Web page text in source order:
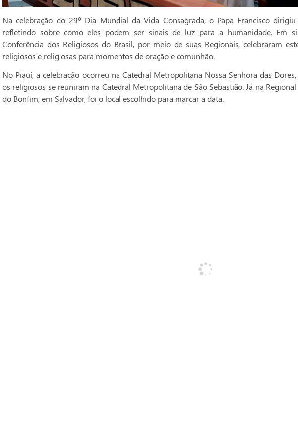
Na celebração do 29º Dia Mundial da Vida Consagrada, o Papa Francisco
refletindo sobre como eles podem ser sinais de luz para a humanidade. Em
Conferência dos Religiosos do Brasil, por meio de suas Regionais, celebraram
religiosos e religiosas para momentos de oração e comunhão.
No Piauí, a celebração ocorreu na Catedral Metropolitana Nossa Senhora das
os religiosos se reuniram na Catedral Metropolitana de São Sebastião. Já na
do Bonfim, em Salvador, foi o local escolhido para marcar a data.